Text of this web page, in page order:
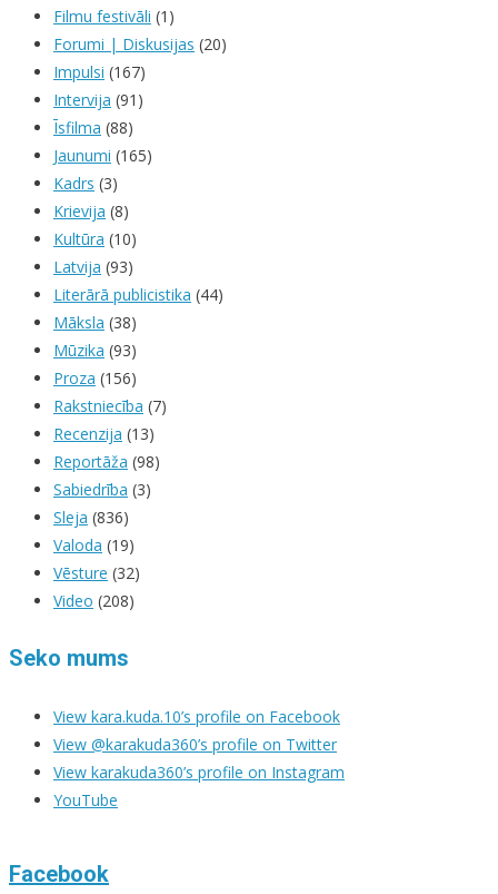
Filmu festivāli (1)
Forumi | Diskusijas (20)
Impulsi (167)
Intervija (91)
Īsfilma (88)
Jaunumi (165)
Kadrs (3)
Krievija (8)
Kultūra (10)
Latvija (93)
Literārā publicistika (44)
Māksla (38)
Mūzika (93)
Proza (156)
Rakstniecība (7)
Recenzija (13)
Reportāža (98)
Sabiedrība (3)
Sleja (836)
Valoda (19)
Vēsture (32)
Video (208)
Seko mums
View kara.kuda.10’s profile on Facebook
View @karakuda360’s profile on Twitter
View karakuda360’s profile on Instagram
YouTube
Facebook